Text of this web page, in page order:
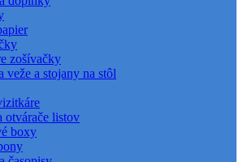
zošívačky
veže a stojany na stôl
otvárače listov
boxy